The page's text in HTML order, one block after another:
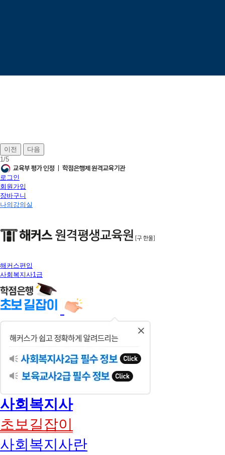
이전
다음
1/5
로그인
회원가입
장바구니
나의강의실
해커스편입
사회복지사1급
사회복지사
초보길잡이
사회복지사란